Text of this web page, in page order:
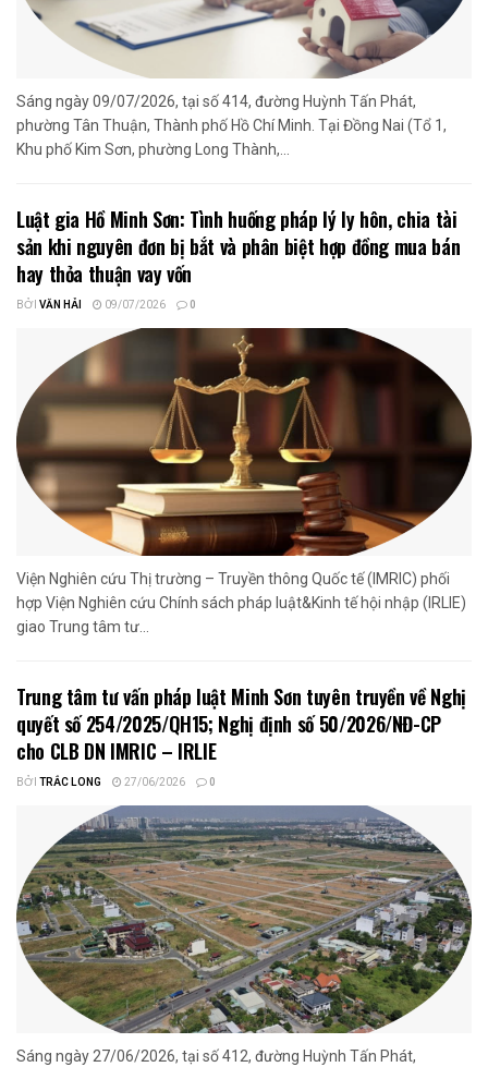
Sáng ngày 09/07/2026, tại số 414, đường Huỳnh Tấn Phát,
phường Tân Thuận, Thành phố Hồ Chí Minh. Tại Đồng Nai (Tổ 1,
Khu phố Kim Sơn, phường Long Thành,...
Luật gia Hồ Minh Sơn: Tình huống pháp lý ly hôn, chia tài
sản khi nguyên đơn bị bắt và phân biệt hợp đồng mua bán
hay thỏa thuận vay vốn
BỞI VĂN HẢI 09/07/2026 0
Viện Nghiên cứu Thị trường – Truyền thông Quốc tế (IMRIC) phối
hợp Viện Nghiên cứu Chính sách pháp luật&Kinh tế hội nhập (IRLIE)
giao Trung tâm tư...
Trung tâm tư vấn pháp luật Minh Sơn tuyên truyền về Nghị
quyết số 254/2025/QH15; Nghị định số 50/2026/NĐ-CP
cho CLB DN IMRIC – IRLIE
BỞI TRẮC LONG 27/06/2026 0
Sáng ngày 27/06/2026, tại số 412, đường Huỳnh Tấn Phát,